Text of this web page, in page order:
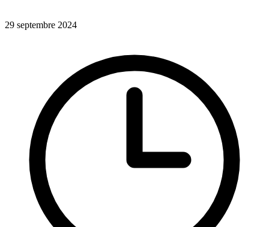
29 septembre 2024